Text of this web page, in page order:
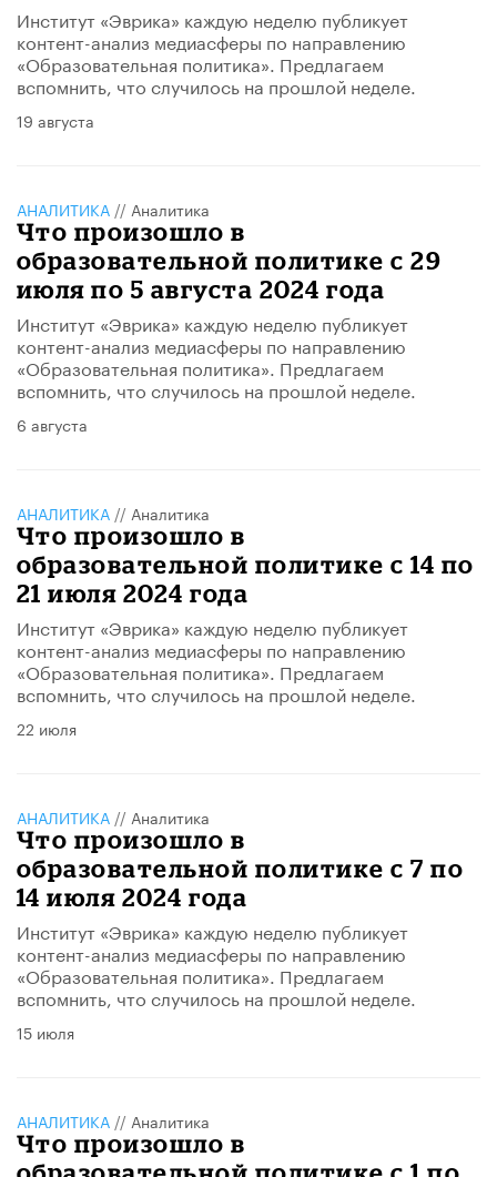
Институт «Эврика» каждую неделю публикует
контент-анализ медиасферы по направлению
«Образовательная политика». Предлагаем
вспомнить, что случилось на прошлой неделе.
19 августа
АНАЛИТИКА // Аналитика
Что произошло в
образовательной политике с 29
июля по 5 августа 2024 года
Институт «Эврика» каждую неделю публикует
контент-анализ медиасферы по направлению
«Образовательная политика». Предлагаем
вспомнить, что случилось на прошлой неделе.
6 августа
АНАЛИТИКА // Аналитика
Что произошло в
образовательной политике с 14 по
21 июля 2024 года
Институт «Эврика» каждую неделю публикует
контент-анализ медиасферы по направлению
«Образовательная политика». Предлагаем
вспомнить, что случилось на прошлой неделе.
22 июля
АНАЛИТИКА // Аналитика
Что произошло в
образовательной политике с 7 по
14 июля 2024 года
Институт «Эврика» каждую неделю публикует
контент-анализ медиасферы по направлению
«Образовательная политика». Предлагаем
вспомнить, что случилось на прошлой неделе.
15 июля
АНАЛИТИКА // Аналитика
Что произошло в